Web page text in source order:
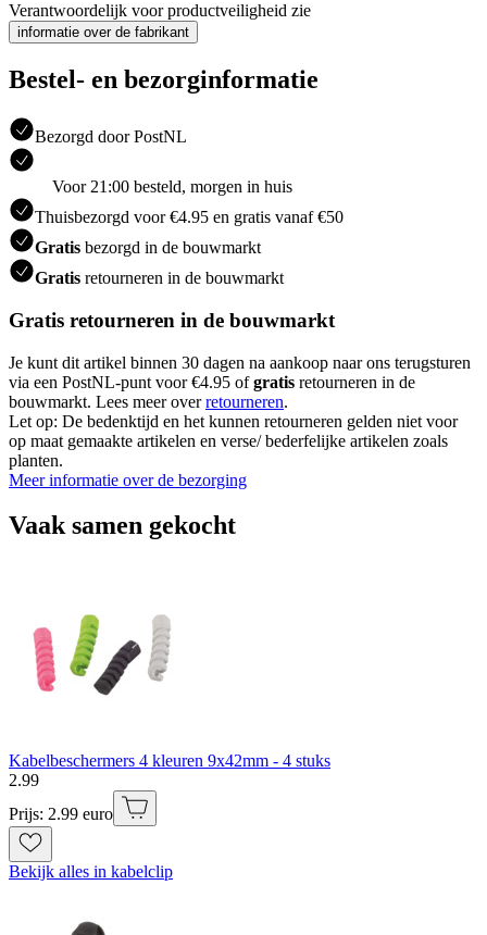
Verantwoordelijk voor productveiligheid zie
informatie over de fabrikant
Bestel- en bezorginformatie
Bezorgd door PostNL
Voor 21:00 besteld, morgen in huis
Thuisbezorgd voor €4.95 en gratis vanaf €50
Gratis bezorgd in de bouwmarkt
Gratis retourneren in de bouwmarkt
Gratis retourneren in de bouwmarkt
Je kunt dit artikel binnen 30 dagen na aankoop naar ons terugsturen
via een PostNL-punt voor €4.95 ofgratis retourneren in de
bouwmarkt. Lees meer overretourneren.
Let op: De bedenktijd en het kunnen retourneren gelden niet voor
op maat gemaakte artikelen en verse/ bederfelijke artikelen zoals
planten.
Meer informatie over de bezorging
Vaak samen gekocht
Kabelbeschermers 4 kleuren 9x42mm - 4 stuks
2.99
Prijs: 2.99 euro
Bekijk alles in kabelclip